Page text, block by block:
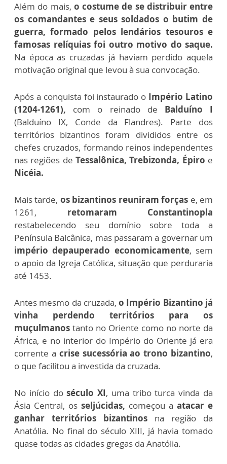
Além do mais, o costume de se distribuir entre
os comandantes e seus soldados o butim de
guerra, formado pelos lendários tesouros e
famosas relíquias foi outro motivo do saque.
Na época as cruzadas já haviam perdido aquela
motivação original que levou à sua convocação.
Após a conquista foi instaurado o Império Latino
(1204-1261), com o reinado de Balduíno I
(Balduíno IX, Conde da Flandres). Parte dos
territórios bizantinos foram divididos entre os
chefes cruzados, formando reinos independentes
nas regiões de Tessalônica, Trebizonda, Épiro e
Nicéia.
Mais tarde, os bizantinos reuniram forças e, em
1261, retomaram Constantinopla
restabelecendo seu domínio sobre toda a
Península Balcânica, mas passaram a governar um
império depauperado economicamente, sem
o apoio da Igreja Católica, situação que perduraria
até 1453.
Antes mesmo da cruzada,o Império Bizantino já
vinha perdendo territórios para os
muçulmanos tanto no Oriente como no norte da
África, e no interior do Império do Oriente já era
corrente a crise sucessória ao trono bizantino,
o que facilitou a investida da cruzada.
No início doséculo XI, uma tribo turca vinda da
Ásia Central, os seljúcidas, começou a atacar e
ganhar territórios bizantinos na região da
Anatólia. No final do século XIII, já havia tomado
quase todas as cidades gregas da Anatólia.